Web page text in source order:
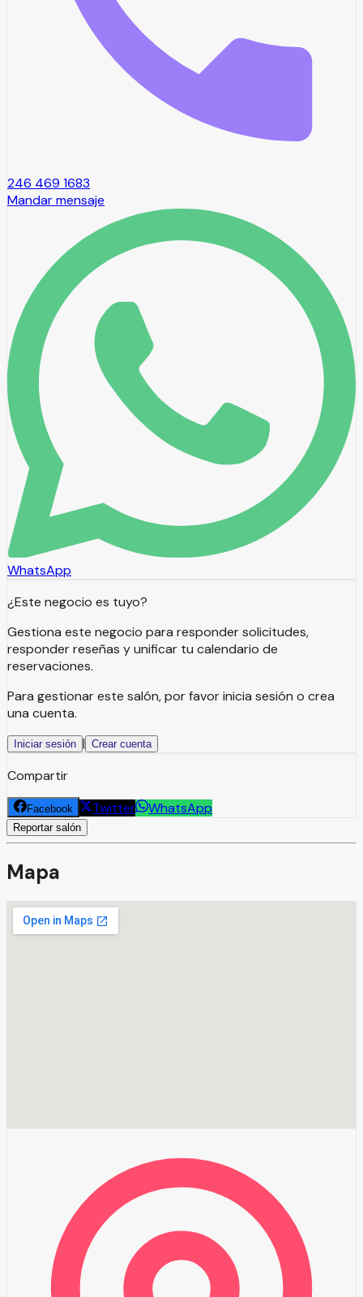
246 469 1683
Mandar mensaje
WhatsApp
¿Este negocio es tuyo?
Gestiona este negocio para responder solicitudes,
responder reseñas y unificar tu calendario de
reservaciones.
Para gestionar este salón, por favor inicia sesión o crea
una cuenta.
Iniciar sesión | Crear cuenta
Compartir
Facebook Twitter WhatsApp
Reportar salón
Mapa